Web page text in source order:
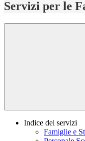
Servizi per le
Indice dei servizi
Famiglie e